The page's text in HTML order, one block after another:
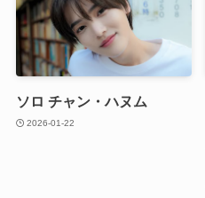
ソロ チャン・ハヌム
2026-01-22